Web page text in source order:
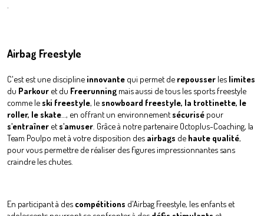
Airbag Freestyle
C'est est une discipline innovante qui permet de repousser les limites
du Parkour et du Freerunning mais aussi de tous les sports freestyle
comme leski freestyle, lesnowboard freestyle, la trottinette, le
roller, le skate …, en offrant un environnementsécurisé pour
s'entraîner ets'amuser . Grâce à notre partenaire Octoplus-Coaching, la
Team Poulpo met à votre disposition des airbags de haute qualité,
pour vous permettre de réaliser des figures impressionnantes sans
craindre les chutes.
En participant à des compétitions d'Airbag Freestyle, les enfants et